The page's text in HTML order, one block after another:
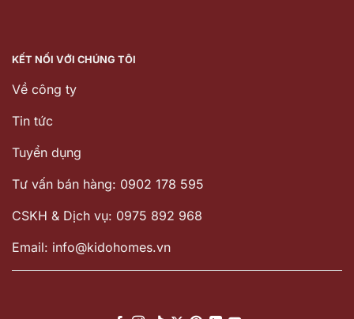
KẾT NỐI VỚI CHÚNG TÔI
Về công ty
Tin tức
Tuyển dụng
Tư vấn bán hàng: 0902 178 595
CSKH & Dịch vụ: 0975 892 968
Email: info@kidohomes.vn